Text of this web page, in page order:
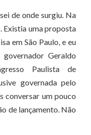
de onde surgiu. Na
Existia uma proposta
em São Paulo, e eu
Geraldo
Paulista de
governada pelo
conversar um pouco
de lançamento. Não